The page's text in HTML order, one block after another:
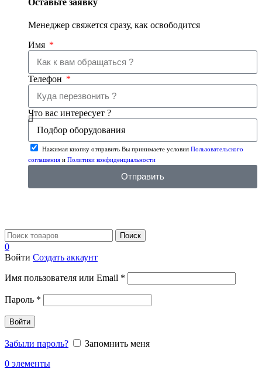
Менеджер свяжется сразу, как освободится
Имя
Телефон
Что вас интересует ?
Нажимая кнопку отправить Вы принимаете условия Пользовательского
соглашения и Политики конфиденциальности
Отправить
Поиск
0
Войти Создать аккаунт
Имя пользователя или Email *
Пароль *
Войти
Забыли пароль?
Запомнить меня
0 элементы